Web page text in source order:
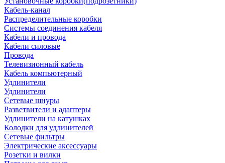
Кабель-канал
Распределительные коробки
Системы соединения кабеля
Кабели и провода
Кабели силовые
Провода
Телевизионный кабель
Кабель компьютерный
Удлинители
Удлинители
Сетевые шнуры
Разветвители и адаптеры
Удлинители на катушках
Колодки для удлинителей
Сетевые фильтры
Электрические аксессуары
Розетки и вилки